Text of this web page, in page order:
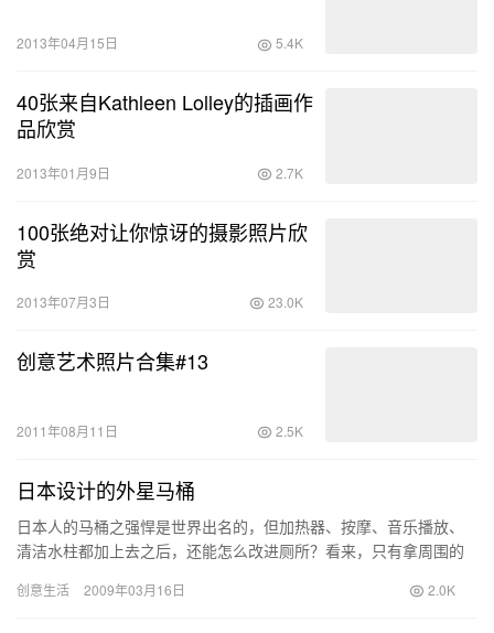
2013年04月15日 5.4K
40张来自 Kathleen Lolley的插画作
品欣赏
2013年01月9日 2.7K
100张绝对让你惊讶的摄影照片欣
赏
2013年07月3日 23.0K
创意艺术照片合集#13
2011年08月11日 2.5K
日本设计的外星马桶
日本人的马桶之强悍是世界出名的，但加热器、按摩、音乐播放、
清洁水柱都加上去之后，还能怎么改进厕所？看来，只有拿周围的
创意生活 2009年03月16日 2.0K